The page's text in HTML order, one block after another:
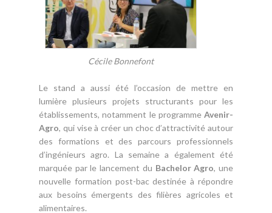
Cécile Bonnefont
Le stand a aussi été l’occasion de mettre en
lumière plusieurs projets structurants pour les
établissements, notamment le programme Avenir-
Agro, qui vise à créer un choc d’attractivité autour
des formations et des parcours professionnels
d’ingénieurs agro. La semaine a également été
marquée par le lancement du Bachelor Agro, une
nouvelle formation post-bac destinée à répondre
aux besoins émergents des filières agricoles et
alimentaires.